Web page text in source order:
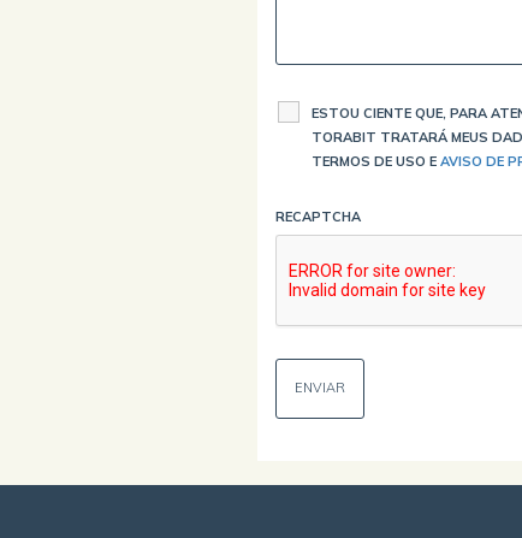
ESTOU CIENTE QUE, PARA
TORABIT TRATARÁ MEUS
TERMOS DE USO E AVISO DE
RECAPTCHA